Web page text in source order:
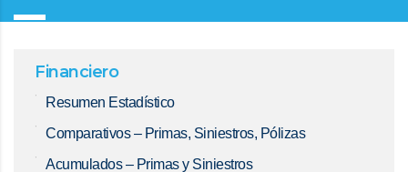
Financiero
Resumen Estadístico
Comparativos – Primas, Siniestros, Pólizas
Acumulados – Primas y Siniestros